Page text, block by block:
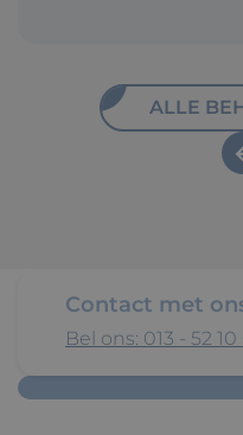
ALLE
Contact met
Bel ons: 013 - 52